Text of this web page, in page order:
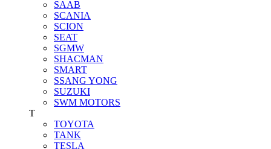
SAAB
SCANIA
SCION
SEAT
SGMW
SHACMAN
SMART
SSANG YONG
SUZUKI
SWM MOTORS
T
TOYOTA
TANK
TESLA